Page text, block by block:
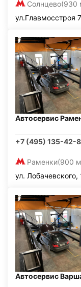
Солнцево(930
ул.Главмосстроя
Автосервис
+7 (495) 135-42-
Раменки(900
ул. Лобачевского,
Автосервис